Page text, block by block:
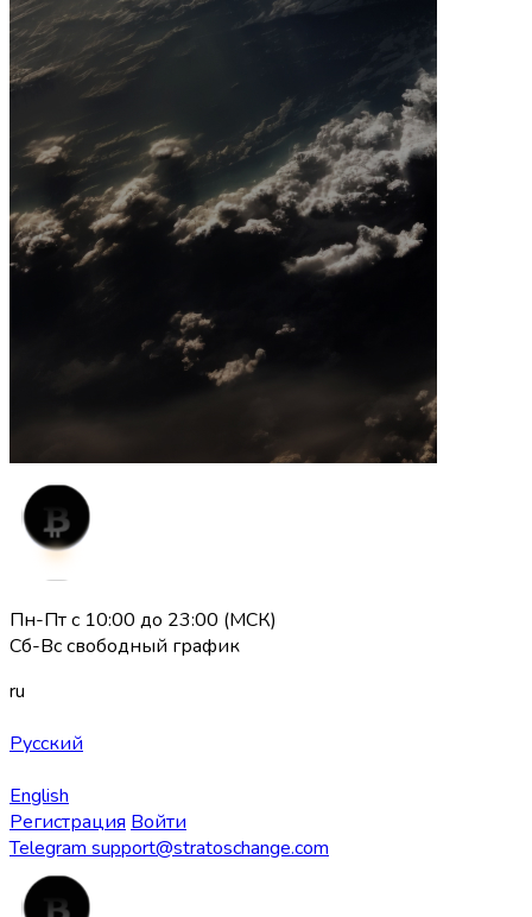
Пн-Пт с 10:00 до 23:00 (МСК)
Сб-Вс свободный график
ru
Русский
English
Регистрация Войти
Telegram support@stratoschange.com